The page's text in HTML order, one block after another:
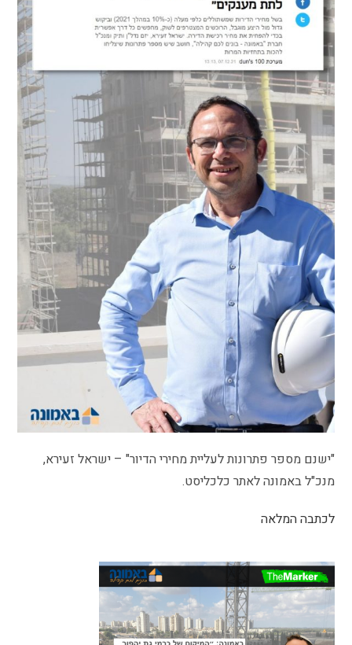
"ישנם מספר פתרונות לעליית מחירי הדיור" – ישראל זעירא,
מנכ"ל באמונה לאתר כלכליסט.
לכתבה המלאה